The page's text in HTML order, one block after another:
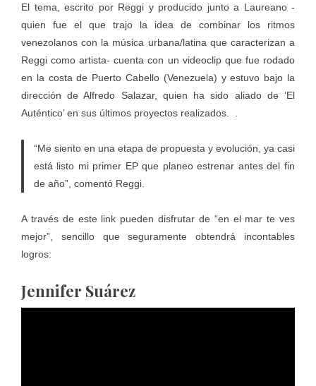
El tema, escrito por Reggi y producido junto a Laureano -
quien fue el que trajo la idea de combinar los ritmos
venezolanos con la música urbana/latina que caracterizan a
Reggi como artista- cuenta con un videoclip que fue rodado
en la costa de Puerto Cabello (Venezuela) y estuvo bajo la
dirección de Alfredo Salazar, quien ha sido aliado de ‘El
Auténtico’ en sus últimos proyectos realizados. .
“Me siento en una etapa de propuesta y evolución, ya casi
está listo mi primer EP que planeo estrenar antes del fin
de año”, comentó Reggi.
A través de este link pueden disfrutar de “en el mar te ves
mejor”, sencillo que seguramente obtendrá incontables
logros:
Jennifer Suárez